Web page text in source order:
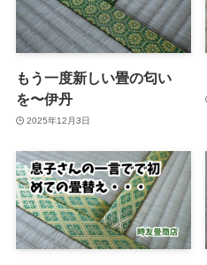
もう一度新しい畳の匂い
を〜伊丹
2025年12月3日